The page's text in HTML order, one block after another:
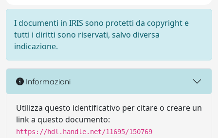
I documenti in IRIS sono protetti da copyright e
tutti i diritti sono riservati, salvo diversa
indicazione.
Informazioni
Utilizza questo identificativo per citare o creare un
link a questo documento:
https://hdl.handle.net/11695/150769